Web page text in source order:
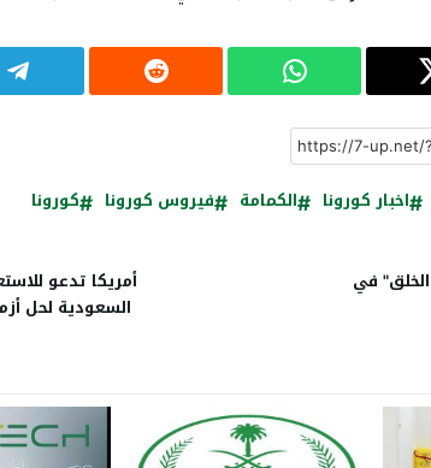
اخبار كورونا الكمامة فيروس كورونا كورونا
في
أمريكا تدعو
السعودية لحل